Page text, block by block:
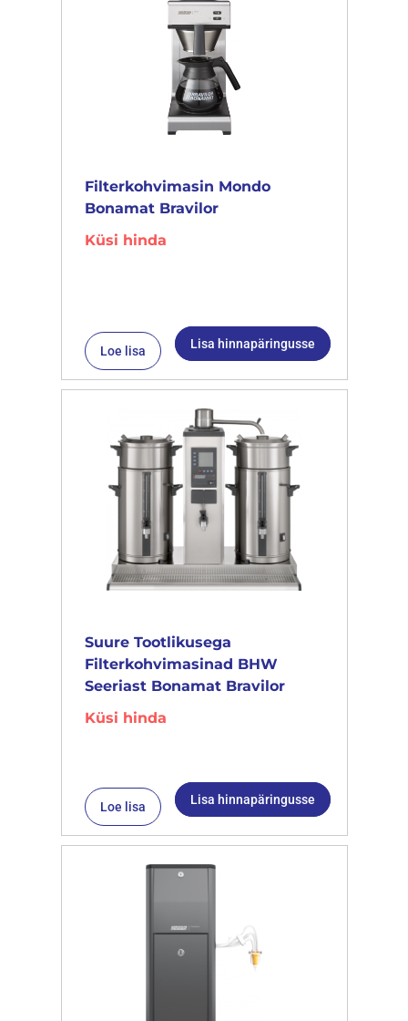
Filterkohvimasin Mondo
Bonamat Bravilor
Küsi hinda
Loe lisa Lisa hinnapäringusse
Suure Tootlikusega
Filterkohvimasinad BHW
Seeriast Bonamat Bravilor
Küsi hinda
Loe lisa Lisa hinnapäringusse